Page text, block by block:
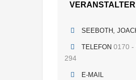
VERANSTALTER
SEEBOTH,
TELEFON 0170 -
294
E-MAIL